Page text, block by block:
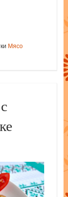
Мясо